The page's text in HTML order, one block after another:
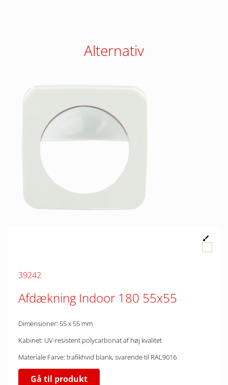
Alternativ
39242
Afdækning Indoor 180 55x55
Dimensioner: 55 x 55 mm
Kabinet: UV-resistent polycarbonat af høj kvalitet
Materiale Farve: trafikhvid blank, svarende til RAL9016
Gå til produkt